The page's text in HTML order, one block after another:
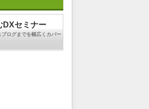
DXセミナー
ログまでを幅広くカバー